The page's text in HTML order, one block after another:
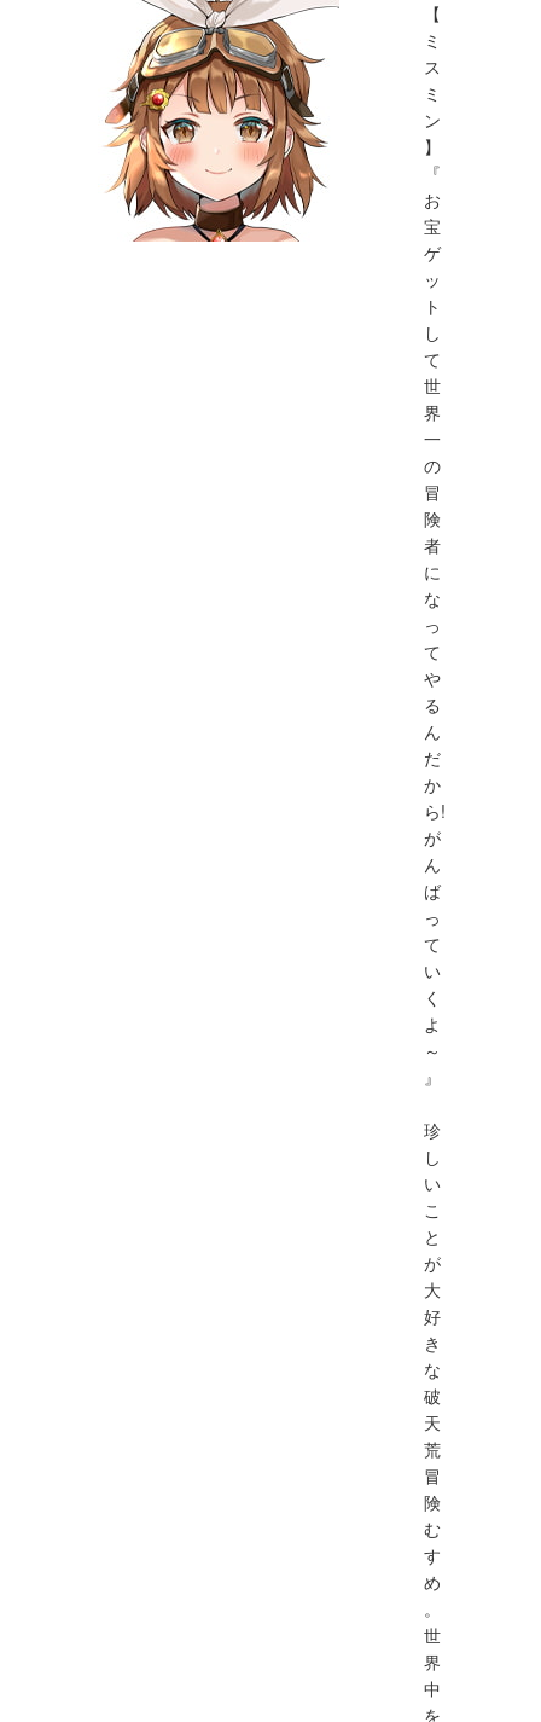
【
ミ
ス
ミ
ン
】
『
お
宝
ゲ
ッ
ト
し
て
世
界
一
の
冒
険
者
に
な
っ
て
や
る
ん
だ
か
ら!
が
ん
ば
っ
て
い
く
よ
～
』
珍
し
い
こ
と
が
大
好
き
な
破
天
荒
冒
険
む
す
め
。
世
界
中
を